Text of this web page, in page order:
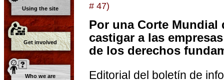
Using the site
Get involved
Who we are
# 47)
Por una Corte Mundial
castigar a las
de los derechos
Editorial del boletín de